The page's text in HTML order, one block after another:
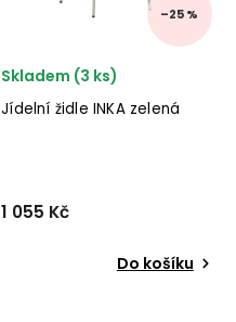
–25 %
Jídelní židle INKA zelená
Skladem (3 ks)
1 055 Kč
Do košíku